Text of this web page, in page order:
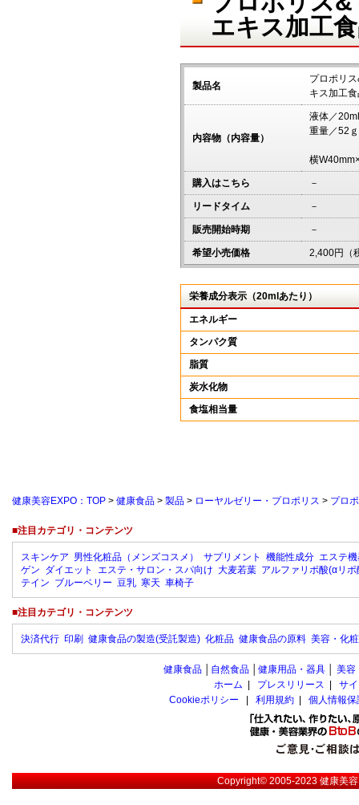
エキス加工
製品名
プロポリ
キス加工
内容物（内容量）
液体／20ml
重量／52ｇ
横
購入はこちら －
リードタイム －
販売開始時期 －
希望小売価格 2,400円（
栄養成分表示（20mlあたり）
エネルギー
タンパク質
脂質
炭水化物
食塩相当量
健康美容EXPO：TOP > 健康食品 > 製品 > ローヤルゼリー・プロポリス > プロ
■注目カテゴリ・コンテンツ
スキンケア 男性化粧品（メンズコスメ） サプリメント 機能性成分 エステ
ゲン ダイエット エステ・サロン・スパ向け 大麦若葉 アルファリポ酸(αリポ
テイン ブルーベリー 豆乳 寒天 車椅子
■注目カテゴリ・コンテンツ
決済代行 印刷 健康食品の製造(受託製造) 化粧品 健康食品の原料 美容・化
健康食品 自然食品 健康用品・器具 美容
ホーム
プレスリリース
サ
Cookieポリシー
利用規約 個人情報
Copyright© 2005-2023健康美